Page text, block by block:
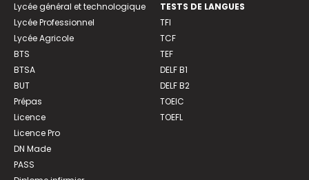
Lycée général et technologique
Lycée Professionnel
Lycée Agricole
BTS
BTSA
BUT
Prépas
Licence
Licence Pro
DN Made
PASS
TESTS DE LANGUES
TFI
TCF
TEF
DELF B1
DELF B2
TOEIC
TOEFL